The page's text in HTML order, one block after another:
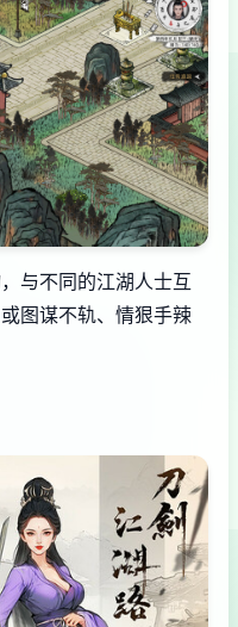
与不同的江湖人士互
图谋不轨、情狠手辣